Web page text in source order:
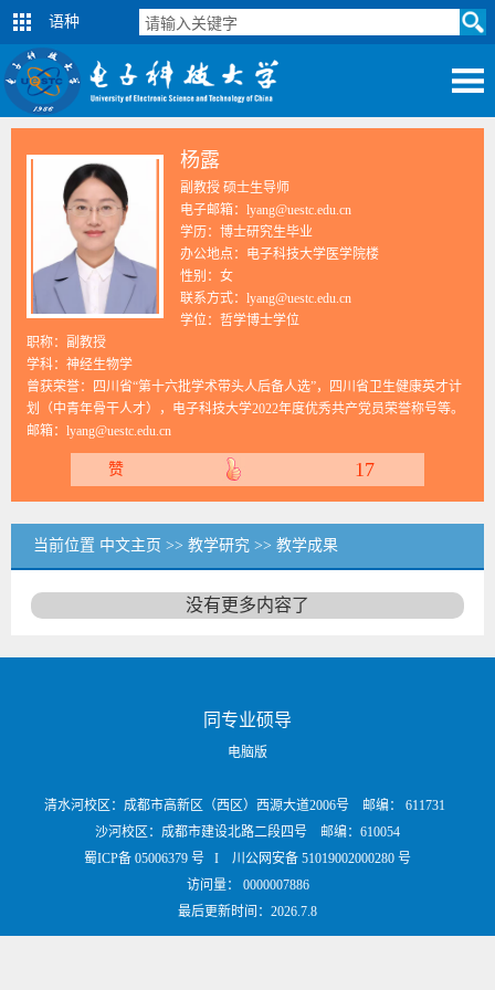
语种
杨露
副教授 硕士生导师
电子邮箱：lyang@uestc.edu.cn
学历：博士研究生毕业
办公地点：电子科技大学医学院楼
性别：女
联系方式：lyang@uestc.edu.cn
学位：哲学博士学位
职称：副教授
学科：神经生物学
曾获荣誉：四川省“第十六批学术带头人后备人选”，四川省卫生健康英才计
划（中青年骨干人才），电子科技大学2022年度优秀共产党员荣誉称号等。
邮箱： lyang@uestc.edu.cn
赞 17
当前位置 中文主页 >> 教学研究 >> 教学成果
没有更多内容了
同专业硕导
电脑版
清水河校区：成都市高新区（西区）西源大道2006号 邮编： 611731
沙河校区：成都市建设北路二段四号 邮编：610054
蜀ICP备 05006379 号 I 川公网安备 51019002000280 号
访问量： 0000007886
最后更新时间： 2026.7.8